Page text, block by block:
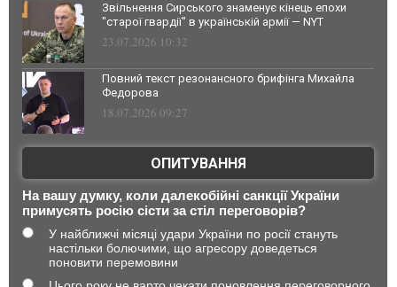
Звільнення Сирського знаменує кінець епохи
"старої гвардії" в українській армії — NYT
23.07.2026 10:32
Повний текст резонансного брифінга Михайла
Федорова
18.07.2026 09:27
ОПИТУВАННЯ
На вашу думку, коли далекобійні санкції України
примусять росію сісти за стіл переговорів?
У найближчі місяці удари України по росії стануть
настільки болючими, що агресору доведеться
поновити перемовини